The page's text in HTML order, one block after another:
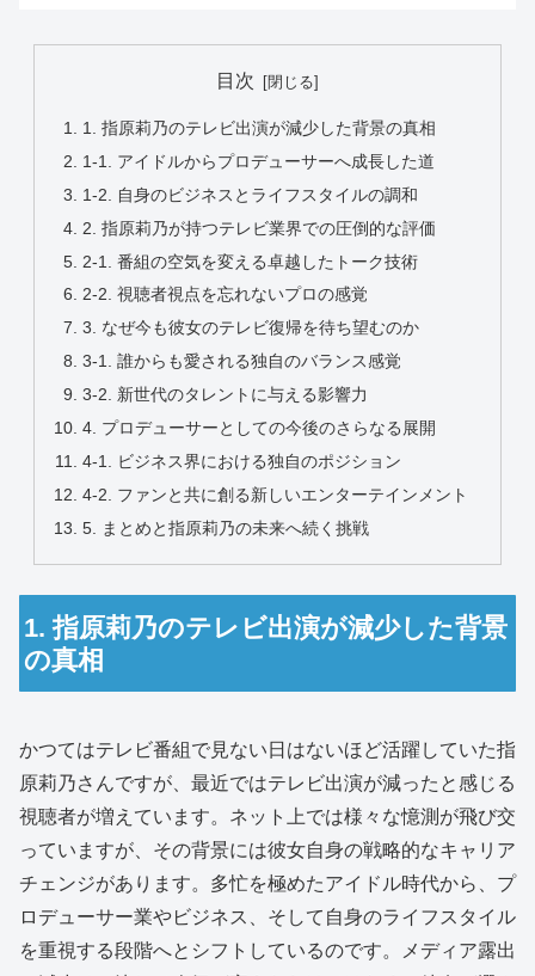
目次
1. 指原莉乃のテレビ出演が減少した背景の真相
1-1. アイドルからプロデューサーへ成長した道
1-2. 自身のビジネスとライフスタイルの調和
2. 指原莉乃が持つテレビ業界での圧倒的な評価
2-1. 番組の空気を変える卓越したトーク技術
2-2. 視聴者視点を忘れないプロの感覚
3. なぜ今も彼女のテレビ復帰を待ち望むのか
3-1. 誰からも愛される独自のバランス感覚
3-2. 新世代のタレントに与える影響力
4. プロデューサーとしての今後のさらなる展開
4-1. ビジネス界における独自のポジション
4-2. ファンと共に創る新しいエンターテインメント
5. まとめと指原莉乃の未来へ続く挑戦
1. 指原莉乃のテレビ出演が減少した背景
の真相
かつてはテレビ番組で見ない日はないほど活躍していた指
原莉乃さんですが、最近ではテレビ出演が減ったと感じる
視聴者が増えています。ネット上では様々な憶測が飛び交
っていますが、その背景には彼女自身の戦略的なキャリア
チェンジがあります。多忙を極めたアイドル時代から、プ
ロデューサー業やビジネス、そして自身のライフスタイル
を重視する段階へとシフトしているのです。メディア露出